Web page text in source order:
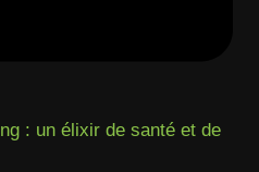
: un élixir de santé et de